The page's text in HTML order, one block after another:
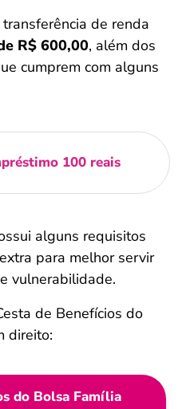
de renda
R$ 600,00, além dos
cumprem com alguns
100 reais
alguns requisitos
para melhor servir
vulnerabilidade.
de Benefícios do
direito:
do Bolsa Família